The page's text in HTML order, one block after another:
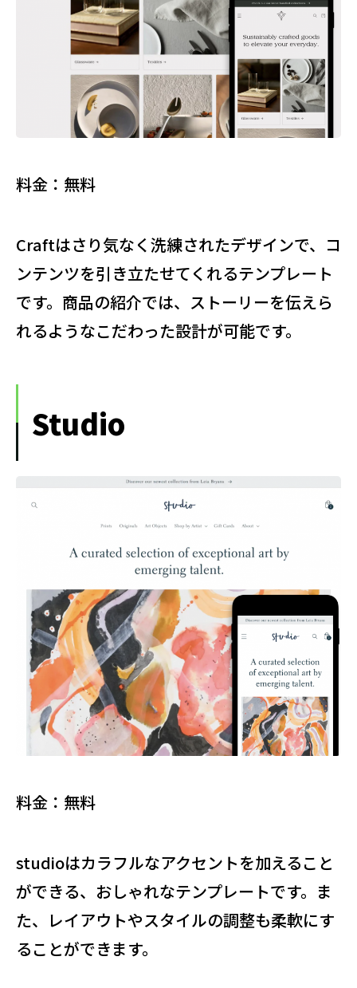
料金：無料
Craftはさり気なく洗練されたデザインで、コ
ンテンツを引き立たせてくれるテンプレート
です。商品の紹介では、ストーリーを伝えら
れるようなこだわった設計が可能です。
Studio
料金：無料
studioはカラフルなアクセントを加えること
ができる、おしゃれなテンプレートです。ま
た、レイアウトやスタイルの調整も柔軟にす
ることができます。